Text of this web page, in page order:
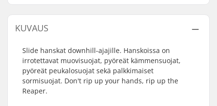
KUVAUS
Slide hanskat downhill-ajajille. Hanskoissa on
irrotettavat muovisuojat, pyöreät kämmensuojat,
pyöreät peukalosuojat sekä palkkimaiset
sormisuojat. Don't rip up your hands, rip up the
Reaper.